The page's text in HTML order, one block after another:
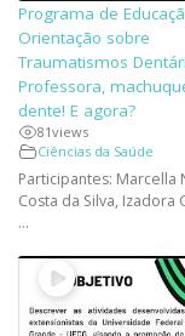
Programa de
Orientação sobre
Traumatismos
Professora,
dente! E agora?
81views
Ciências da Saúde
Participantes: Marcella
Costa da Silva, Izadora
...